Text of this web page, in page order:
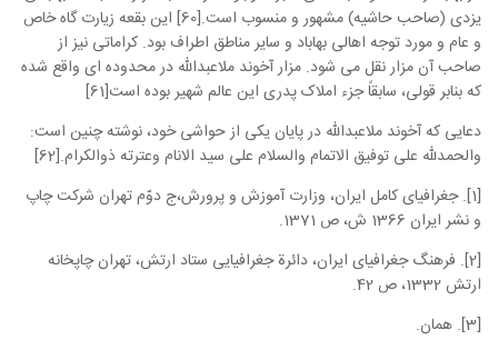
یزدی (صاحب حاشیه) مشهور و منسوب است.[60] این بقعه زیارت گاه خاص
و عام و مورد توجه اهالی بهاباد و سایر مناطق اطراف بود. کراماتی نیز از
صاحب آن مزار نقل می شود. مزار آخوند ملاعبدالله در محدوده ای واقع شده
که بنابر قولی، سابقاً جزء املاک پدری این عالم شهیر بوده است[61]
دعایی که آخوند ملاعبدالله در پایان یکی از حواشی خود، نوشته چنین است:
والحمدلله علی توفیق الاتمام والسلام علی سید الانام وعترته ذوالکرام.[62]
[1]. جغرافیای کامل ایران، وزارت آموزش و پرورش،ج دوّم تهران شرکت چاپ
و نشر ایران 1366 ش، ص 1371.
[2]. فرهنگ جغرافیای ایران، دائرة جغرافیایی ستاد ارتش، تهران چاپخانه
ارتش 1332، ص 42.
[3]. همان.